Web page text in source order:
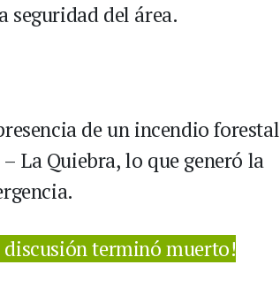
seguridad del área.
de un incendio forestal
La Quiebra, lo que generó la
discusión terminó muerto!